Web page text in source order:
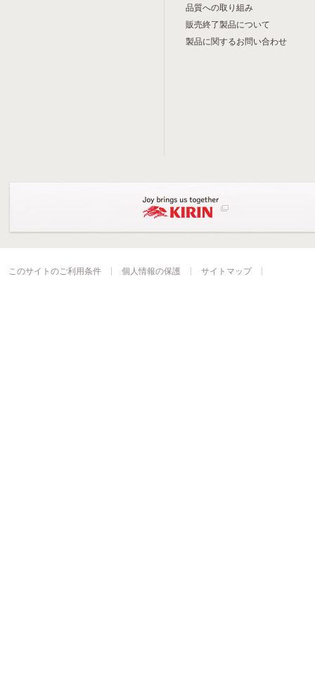
品質への取り組み
販売終了製品について
製品に関するお問い合わせ
このサイトのご利用条件 個人情報の保護 サイトマップ